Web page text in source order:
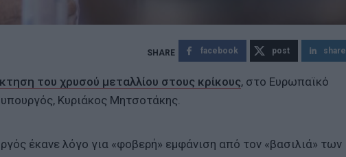
facebook post share
του χρυσού μεταλλίου στους κρίκους, στο Ευρωπαϊκό
Κυριάκος Μητσοτάκης.
έκανε λόγο για «φοβερή» εμφάνιση από τον «βασιλιά» των